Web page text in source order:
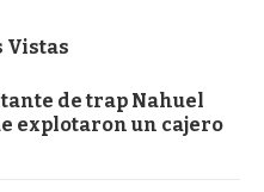
Vistas
de trap Nahuel
explotaron un cajero